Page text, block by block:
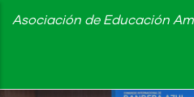
Skip
content
Asociación de Educación